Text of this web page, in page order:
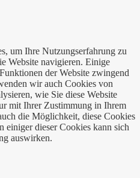
um Ihre Nutzungserfahrung zu
Website navigieren. Einige
der Website zwingend
wir auch Cookies von
wie Sie diese Website
mit Ihrer Zustimmung in Ihrem
die Möglichkeit, diese Cookies
einiger dieser Cookies kann sich
auswirken.